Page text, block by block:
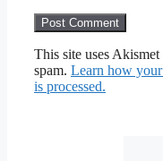
This site uses Akismet
spam. Learn how
is processed.